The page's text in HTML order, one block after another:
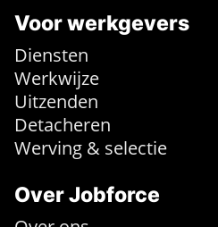
Voor werkgevers
Diensten
Werkwijze
Uitzenden
Detacheren
Werving & selectie
Over Jobforce